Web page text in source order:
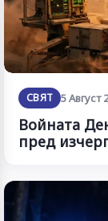
СВЯТ 5 Август
Войната
пред